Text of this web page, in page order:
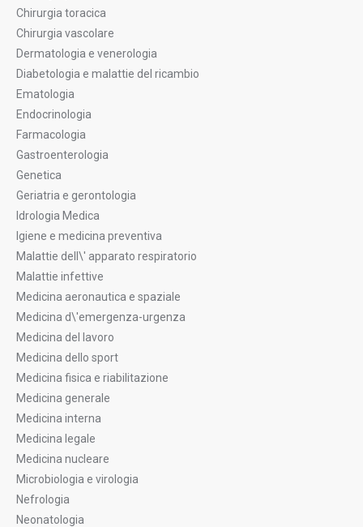
Chirurgia toracica
Chirurgia vascolare
Dermatologia e venerologia
Diabetologia e malattie del ricambio
Ematologia
Endocrinologia
Farmacologia
Gastroenterologia
Genetica
Geriatria e gerontologia
Idrologia Medica
Igiene e medicina preventiva
Malattie dell\' apparato respiratorio
Malattie infettive
Medicina aeronautica e spaziale
Medicina d\'emergenza-urgenza
Medicina del lavoro
Medicina dello sport
Medicina fisica e riabilitazione
Medicina generale
Medicina interna
Medicina legale
Medicina nucleare
Microbiologia e virologia
Nefrologia
Neonatologia